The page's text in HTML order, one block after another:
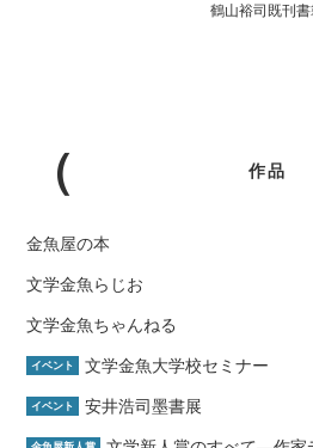
鶴山裕司既刊
作品
金魚屋の本
文学金魚らじお
文学金魚ちゃんねる
イベント 文学金魚大学校セミナー
イベント 安井浩司墨書展